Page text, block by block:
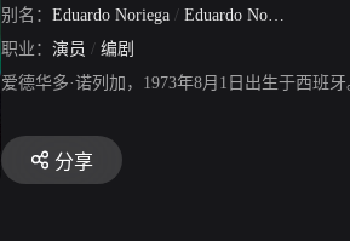
别名： Eduardo Noriega / Eduardo Noriega Gomez
职业： 演员 / 编剧
爱德华多·诺列加，1973年8月1日出生于西班
分享